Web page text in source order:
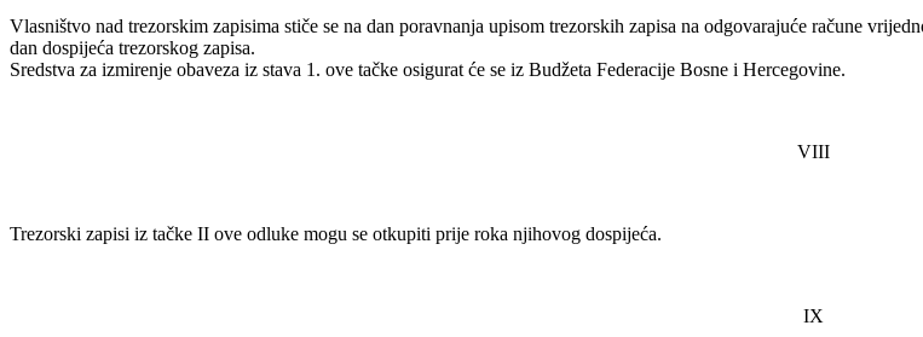
Vlasništvo nad trezorskim zapisima stiče se na dan poravnanja upisom trezorskih zapisa na odgovarajuće račune
dan dospijeća trezorskog zapisa.
Sredstva za izmirenje obaveza iz stava 1. ove tačke osigurat će se iz Budžeta Federacije Bosne i Hercegovine.
VIII
Trezorski zapisi iz tačke II ove odluke mogu se otkupiti prije roka njihovog dospijeća.
IX